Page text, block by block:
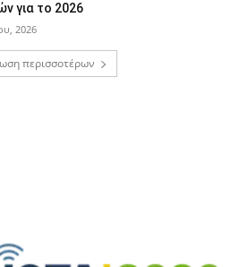
για το 2026
2026
περισσοτέρων